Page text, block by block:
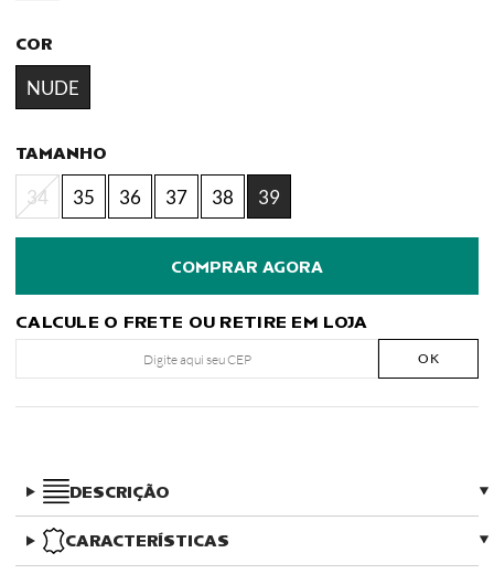
COR
NUDE
TAMANHO
34 35 36 37 38 39
CALCULE O FRETE OU RETIRE EM LOJA
OK
DESCRIÇÃO
CARACTERÍSTICAS